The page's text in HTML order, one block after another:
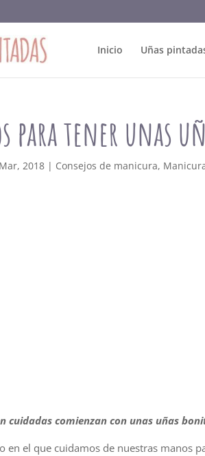
Inicio Uñas
para tener unas
2018 | Consejos de manicura,
cuidadas comienzan con unas uñas
en el que cuidamos de nuestras manos